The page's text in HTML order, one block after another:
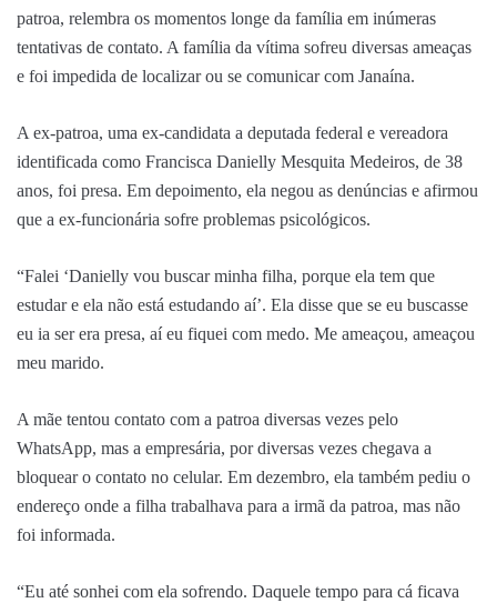
patroa, relembra os momentos longe da família em inúmeras
tentativas de contato. A família da vítima sofreu diversas ameaças
e foi impedida de localizar ou se comunicar com Janaína.
A ex-patroa, uma ex-candidata a deputada federal e vereadora
identificada como Francisca Danielly Mesquita Medeiros, de 38
anos, foi presa. Em depoimento, ela negou as denúncias e afirmou
que a ex-funcionária sofre problemas psicológicos.
“Falei ‘Danielly vou buscar minha filha, porque ela tem que
estudar e ela não está estudando aí’. Ela disse que se eu buscasse
eu ia ser era presa, aí eu fiquei com medo. Me ameaçou, ameaçou
meu marido.
A mãe tentou contato com a patroa diversas vezes pelo
WhatsApp, mas a empresária, por diversas vezes chegava a
bloquear o contato no celular. Em dezembro, ela também pediu o
endereço onde a filha trabalhava para a irmã da patroa, mas não
foi informada.
“Eu até sonhei com ela sofrendo. Daquele tempo para cá ficava